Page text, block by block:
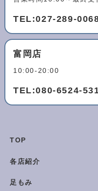
TEL:027-289-
富岡店
10:00-20:00
TEL:080-6524-
TOP
各店紹介
足もみ